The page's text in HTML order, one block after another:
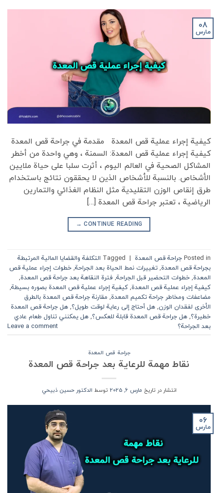
08
مارس
كيفية إجراء عملية قص المعدة مقدمة في جراحة قص المعدة
كيفية إجراء عملية قص المعدة: السمنة ، وهي واحدة من أخطر
المشاكل الصحية في العالم اليوم ، أثرت سلبا على حياة ملايين
الأشخاص. بالنسبة للأشخاص الذين لا يحققون نتائج باستخدام
طرق إنقاص الوزن التقليدية مثل النظام الغذائي والتمارين
الرياضية ، تعتبر جراحة قص المعدة […]
CONTINUE READING
→
Posted inجراحة قص المعدة |
Tagged التكلفة والقضايا المالية المرتبطة
بجراحة قص المعدة,تغييرات نمط الحياة بعد الجراحة,خطوات إجراء عملية قص
المعدة,خطوات التحضير قبل الجراحة, فترة النقاهة بعد جراحة قص المعدة,
كيفية إجراء عملية قص المعدة,كيفية إجراء عملية قص المعدة بصوره بسيطة,
مضاعفات ومخاطر جراحة تكميم المعدة, مقارنة جراحة قص المعدة بالطرق
الأخرى لفقدان الوزن,هل أحتاج إلى رعاية لوقت طويل؟,هل جراحة قص المعدة
خطيرة؟,هل جراحة قص المعدة قابلة للعكس؟,هل يمكنني تناول طعام عادي
بعد الجراحة؟
Leave a comment
جراحة قص المعدة
نقاط مهمة للرعاية بعد جراحة قص المعدة
انتشار در تاریخ مارس 6, 2025 توسط الدكتور حسين ذبيحي
06
مارس